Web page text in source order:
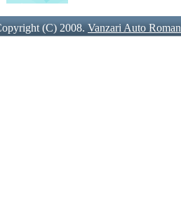
(C) 2008.Vanzari Auto